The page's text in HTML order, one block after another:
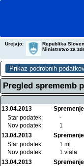
Urejajo:
Republika
Ministrstvo za
Pregled sprememb
13.04.2013
Star podatek:
-
Nov podatek:
1
13.04.2013
Star podatek:
1 ml
Nov podatek:
1 viala
13.04.2013